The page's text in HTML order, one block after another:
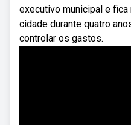
executivo municipal e
cidade durante quatro
controlar os gastos.